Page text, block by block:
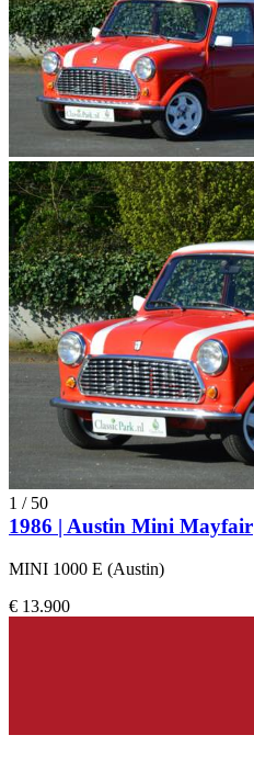
1 / 50
1986 | Austin Mini Mayfair
MINI 1000 E (Austin)
€ 13.900